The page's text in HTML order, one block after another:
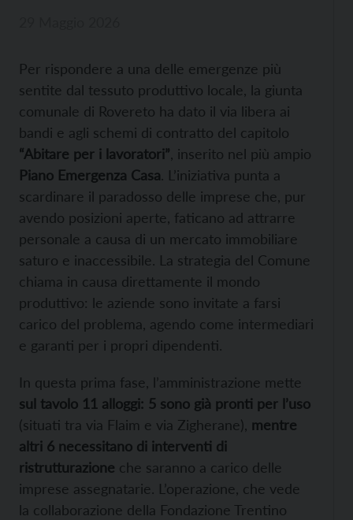
Per rispondere a una delle emergenze più
sentite dal tessuto produttivo locale, la giunta
comunale di Rovereto ha dato il via libera ai
bandi e agli schemi di contratto del capitolo
“Abitare per i lavoratori” , inserito nel più ampio
Piano Emergenza Casa. L’iniziativa punta a
scardinare il paradosso delle imprese che, pur
avendo posizioni aperte, faticano ad attrarre
personale a causa di un mercato immobiliare
saturo e inaccessibile. La strategia del Comune
chiama in causa direttamente il mondo
produttivo: le aziende sono invitate a farsi
carico del problema, agendo come intermediari
e garanti per i propri dipendenti.
In questa prima fase, l’amministrazione mette
sul tavolo 11 alloggi: 5 sono già pronti per l’uso
(situati tra via Flaim e via Zigherane), mentre
altri 6 necessitano di interventi di
ristrutturazione che saranno a carico delle
imprese assegnatarie. L’operazione, che vede
la collaborazione della Fondazione Trentino